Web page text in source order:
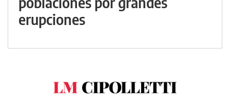
erupciones